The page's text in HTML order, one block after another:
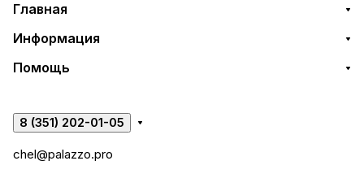
Главная
Информация
Помощь
8 (351) 202-01-05
chel@palazzo.pro